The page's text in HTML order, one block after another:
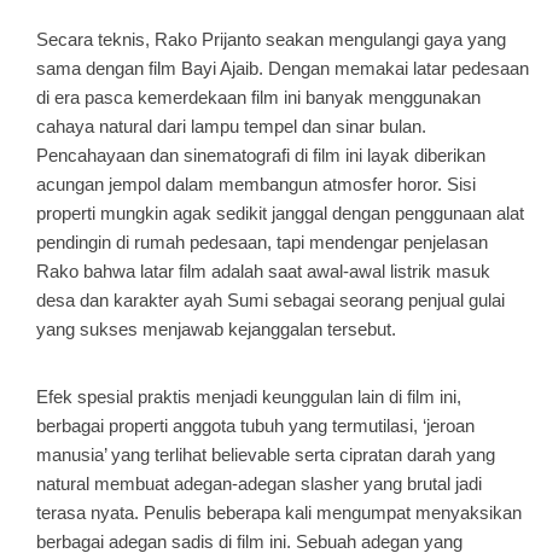
Secara teknis, Rako Prijanto seakan mengulangi gaya yang
sama dengan film Bayi Ajaib. Dengan memakai latar pedesaan
di era pasca kemerdekaan film ini banyak menggunakan
cahaya natural dari lampu tempel dan sinar bulan.
Pencahayaan dan sinematografi di film ini layak diberikan
acungan jempol dalam membangun atmosfer horor. Sisi
properti mungkin agak sedikit janggal dengan penggunaan alat
pendingin di rumah pedesaan, tapi mendengar penjelasan
Rako bahwa latar film adalah saat awal-awal listrik masuk
desa dan karakter ayah Sumi sebagai seorang penjual gulai
yang sukses menjawab kejanggalan tersebut.
Efek spesial praktis menjadi keunggulan lain di film ini,
berbagai properti anggota tubuh yang termutilasi, ‘jeroan
manusia’ yang terlihat believable serta cipratan darah yang
natural membuat adegan-adegan slasher yang brutal jadi
terasa nyata. Penulis beberapa kali mengumpat menyaksikan
berbagai adegan sadis di film ini. Sebuah adegan yang